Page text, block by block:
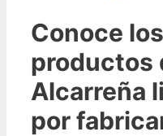
Conoce
productos
Alcarreña
por